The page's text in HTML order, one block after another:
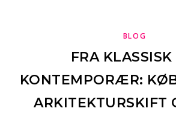
BLOG
FRA
KONTEMPORÆR:
ARKITEKTURSKIFT